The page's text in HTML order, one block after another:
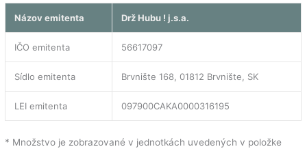
Názov emitenta Drž Hubu ! j.s.a.
IČO emitenta 56617097
Sídlo emitenta Brvnište 168, 01812 Brvnište, SK
LEI emitenta 097900CAKA0000316195
* Množstvo je zobrazované v jednotkách uvedených v položke